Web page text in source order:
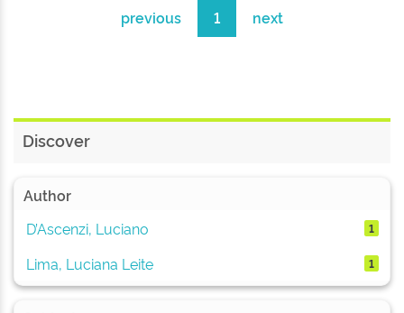
previous 1 next
Discover
Author
D’Ascenzi, Luciano
1
Lima, Luciana Leite 1